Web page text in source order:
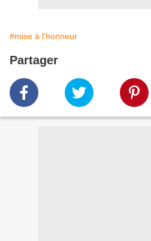
#mise à l'honneur
Partager